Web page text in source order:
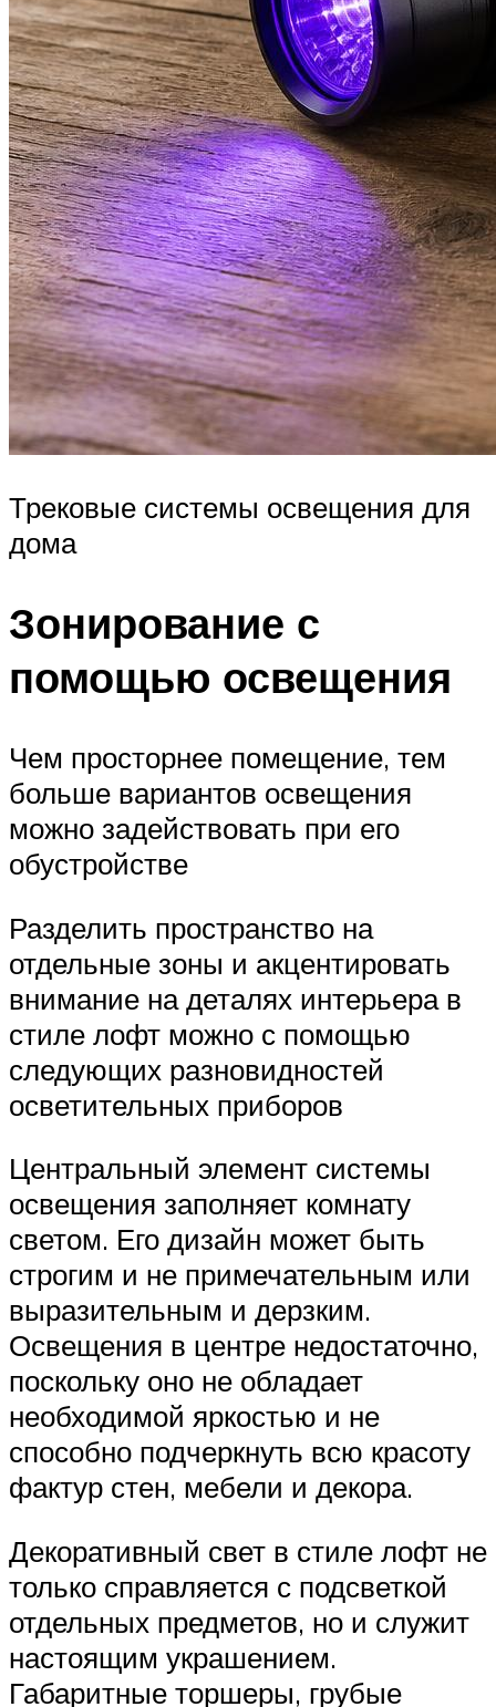
Трековые системы освещения для
дома
Зонирование с
помощью освещения
Чем просторнее помещение, тем
больше вариантов освещения
можно задействовать при его
обустройстве
Разделить пространство на
отдельные зоны и акцентировать
внимание на деталях интерьера в
стиле лофт можно с помощью
следующих разновидностей
осветительных приборов
Центральный элемент системы
освещения заполняет комнату
светом. Его дизайн может быть
строгим и не примечательным или
выразительным и дерзким.
Освещения в центре недостаточно,
поскольку оно не обладает
необходимой яркостью и не
способно подчеркнуть всю красоту
фактур стен, мебели и декора.
Декоративный свет в стиле лофт не
только справляется с подсветкой
отдельных предметов, но и служит
настоящим украшением.
Габаритные торшеры, грубые